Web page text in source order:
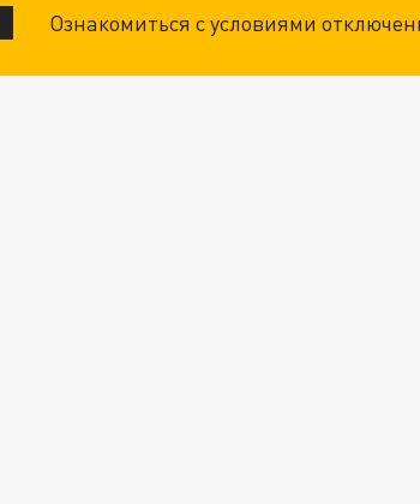
Ознакомиться с условиями